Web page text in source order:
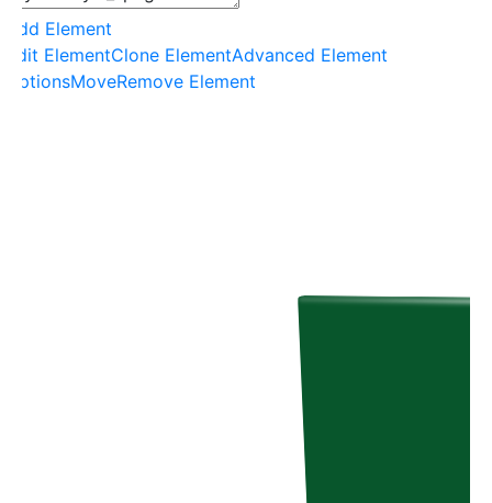
Add Element
Edit ElementClone ElementAdvanced Element
OptionsMoveRemove Element